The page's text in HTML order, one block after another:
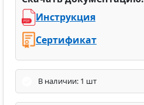
Инструкция
Сертификат
В наличии: 1 шт